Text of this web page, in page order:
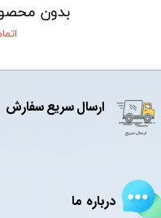
بدون
ارسال سریع سفارش
درباره ما